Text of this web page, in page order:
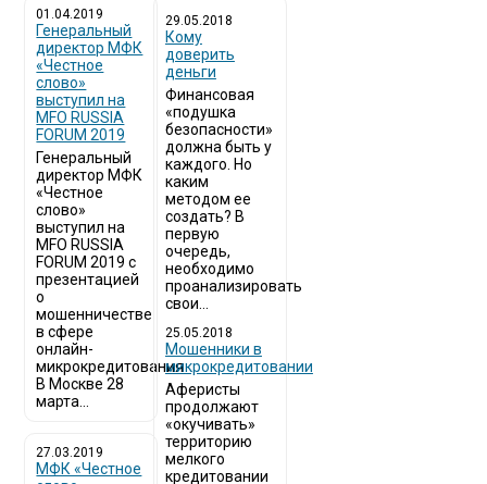
01.04.2019
Генеральный
директор МФК
«Честное
слово»
выступил на
MFO RUSSIA
FORUM 2019
Генеральный
директор МФК
«Честное
слово»
выступил на
MFO RUSSIA
FORUM 2019 с
презентацией
о
мошенничестве
в сфере
онлайн-
микрокредитования
В Москве 28
марта...
27.03.2019
МФК «Честное
29.05.2018
Кому
доверить
деньги
Финансовая
«подушка
безопасности»
должна быть у
каждого. Но
каким
методом ее
создать? В
первую
очередь,
необходимо
проанализировать
свои...
25.05.2018
Мошенники в
микрокредитовании
Аферисты
продолжают
«окучивать»
территорию
мелкого
кредитовании